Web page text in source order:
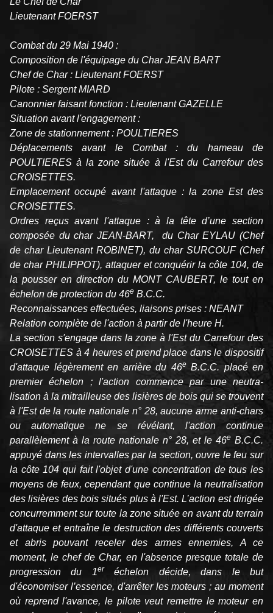
Lieutenant FOERST
Combat du 29 Mai 1940 :
Composition de l'équipage du Char JEAN BART
Chef de Char : Lieutenant FOERST
Pilote : Sergent MIARD
Canonnier faisant fonction : Lieutenant GAZELLE
Situation avant l'engagement :
Zone de stationnement : POULTIERES
Déplacements avant le Combat : du hameau de
POULTIERES à la zone située à l'Est du Carrefour des
CROISETTES.
Emplacement occupé avant l'attaque : la zone Est des
CROISETTES.
Ordres reçus avant l'attaque : à la tête d’une section
composée du char JEAN-BART, du Char EYLAU (Chef
de char Lieutenant ROBINET), du char SURCOUF (Chef
de char PHILIPPOT), attaquer et conquérir la côte 104, de
la pousser en direction du MONT CAUBERT, le tout en
échelon de protection du 46e B.C.C.
Reconnaissances effectuées, liaisons prises : NEANT
Relation complète de l'action à partir de l'heure H.
La section s'engage dans la zone à l'Est du Carrefour des
CROISETTES à 4 heures et prend place dans le dispositif
d'attaque légèrement en arrière du 46eB.C.C. placé en
premier échelon ; l'action commence par une neutra­
lisation à la mitrailleuse des lisières de bois qui se trouvent
à l'Est de la route nationale n° 28, aucune arme anti-chars
ou automatique ne se révélant, l'action continue
parallèlement à la route nationale n° 28, et le 46e B.C.C.
appuyé dans les intervalles par la section, ouvre le feu sur
la côte 104 qui fait l'objet d'une concentration de tous les
moyens de feux, cependant que continue la neutralisation
des lisières des bois situés plus à l'Est. L’action est dirigée
concurremment sur toute la zone située en avant du terrain
d'attaque et entraîne le destruction des différents couverts
et abris pouvant receler des armes ennemies, A ce
moment, le chef de Char, en l'absence presque totale de
progression du 1er
échelon décide, dans le but
d'économiser l’essence, d'arrêter les moteurs ; au moment
où reprend l'avance, le pilote veut remettre le moteur en